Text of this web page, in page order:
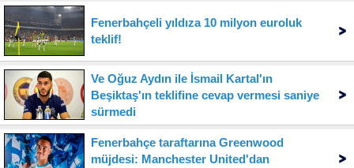
Fenerbahçeli yıldıza 10 milyon euroluk
teklif!
Ve Oğuz Aydın ile İsmail Kartal'ın
Beşiktaş'ın teklifine cevap vermesi saniye
sürmedi
Fenerbahçe taraftarına Greenwood
müjdesi: Manchester United'dan